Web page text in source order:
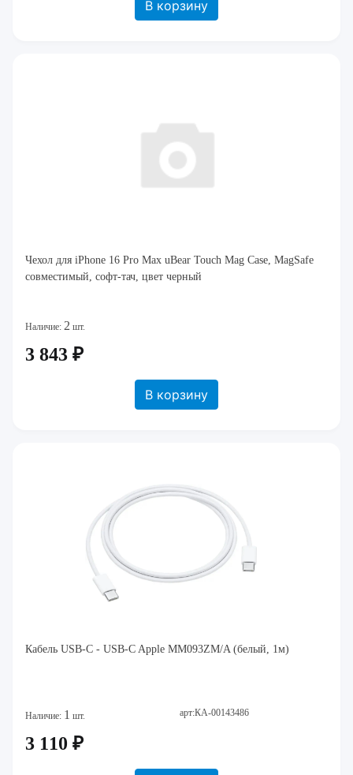
В корзину
Чехол для iPhone 16 Pro Max uBear Touch Mag Case, MagSafe
совместимый, софт-тач, цвет черный
Наличие: 2 шт.
3 843 ₽
В корзину
Кабель USB-C - USB-C Apple MM093ZM/A (белый, 1м)
Наличие: 1 шт. арт:КА-00143486
3 110 ₽